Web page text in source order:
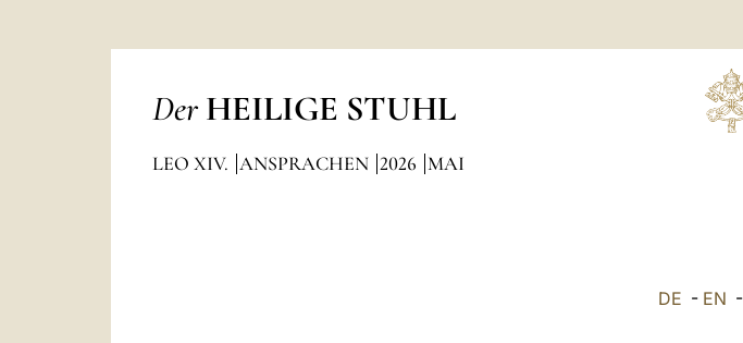
Der HEILIGE STUHL
LEO XIV. ANSPRACHEN 2026 MAI
DE - EN -